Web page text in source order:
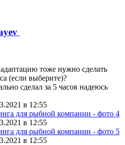
тоже нужно сделать
(если выберите)?
сделал за 5 часов надеюсь
в 12:55
в 12:55
в 12:55